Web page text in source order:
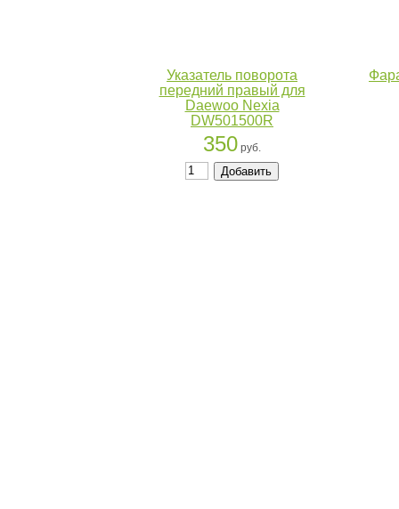
Указатель поворота
передний правый для
Daewoo Nexia
DW501500R
350 руб.